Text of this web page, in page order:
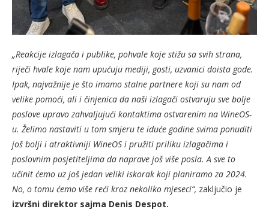
„Reakcije izlagača i publike, pohvale koje stižu sa svih strana,
riječi hvale koje nam upućuju mediji, gosti, uzvanici doista gode.
Ipak, najvažnije je što imamo stalne partnere koji su nam od
velike pomoći, ali i činjenica da naši izlagači ostvaruju sve bolje
poslove upravo zahvaljujući kontaktima ostvarenim na WineOS-
u. Želimo nastaviti u tom smjeru te iduće godine svima ponuditi
još bolji i atraktivniji WineOS i pružiti priliku izlagačima i
poslovnim posjetiteljima da naprave još više posla. A sve to
učinit ćemo uz još jedan veliki iskorak koji planiramo za 2024.
No, o tomu ćemo više reći kroz nekoliko mjeseci“, zaključio je
izvršni direktor sajma Denis Despot.